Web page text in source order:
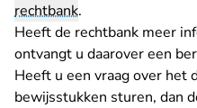
rechtbank.
Heeft de rechtbank meer
ontvangt u daarover een
Heeft u een vraag over het
bewijsstukken sturen, dan